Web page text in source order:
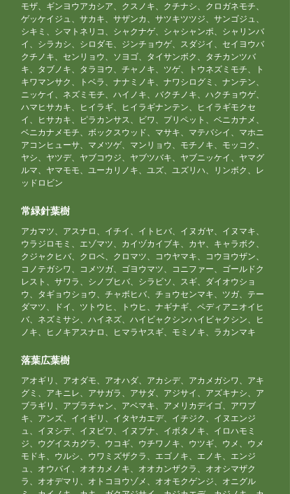
モザ、ギンヨウアカシア、クスノキ、クチナシ、クロガネモチ、
ゲッケイジュ、サカキ、サザンカ、サツキツツジ、サンゴジュ、
シキミ、シマトネリコ、シャクナゲ、シャシャンポ、シャリンバ
イ、シラカシ、シロダモ、ジンチョウゲ、スダジイ、セイヨウバ
クチノキ、センリョウ、ソヨゴ、タイサンボク、タチカンツバ
キ、タブノキ、タラヨウ、チャノキ、ツゲ、トウネズミモチ、ト
キワマンサク、トベラ、ナナミノキ、ナワシログミ、ナンテン、
ニッケイ、ネズミモチ、ハイノキ、バクチノキ、ハクチョウゲ、
ハマヒサカキ、ヒイラギ、ヒイラギナンテン、ヒイラギモクセ
イ、ヒサカキ、ピラカンサス、ビワ、プリペット、ベニカナメ、
ベニカナメモチ、ボックスウッド、マサキ、マテバシイ、マホニ
アコンヒューサ、マメツゲ、マンリョウ、モチノキ、モッコク、
ヤシ、ヤツデ、ヤブコウジ、ヤブツバキ、ヤブニッケイ、ヤマグ
ルマ、ヤマモモ、ユーカリノキ、ユズ、ユズリハ、リンボク、レ
ッドロビン
常緑針葉樹
アカマツ、アスナロ、イチイ、イトヒバ、イヌガヤ、イヌマキ、
ウラジロモミ、エゾマツ、カイヅカイブキ、カヤ、キャラボク、
クジャクヒバ、クロベ、クロマツ、コウヤマキ、コウヨウザン、
コノテガシワ、コメツガ、ゴヨウマツ、コニファー、ゴールドク
レスト、サワラ、シノブヒバ、シラビソ、スギ、ダイオウショ
ウ、タギョウショウ、チャボヒバ、チョウセンマキ、ツガ、テー
ダマツ、ドイ、ツトウヒ、トウヒ、ナギナギ、ペディアニオイヒ
バ、ネズミサシ、ハイネズ、ハイビャクシンハイビャクシン、ヒ
ノキ、ヒノキアスナロ、ヒマラヤスギ、モミノキ、ラカンマキ
落葉広葉樹
アオギリ、アオダモ、アオハダ、アカシデ、アカメガシワ、アキ
グミ、アキニレ、アサガラ、アサダ、アジサイ、アズキナシ、ア
ブラギリ、アブラチャン、アベマキ、アメリカデイゴ、アワブ
キ、アンズ、イイギリ、イタヤカエデ、イチジク、イヌエンジ
ュ、イヌシデ、イヌビワ、イヌブナ、イボタノキ、イロハモミ
ジ、ウグイスカグラ、ウコギ、ウチワノキ、ウツギ、ウメ、ウメ
モドキ、ウルシ、ウワミズザクラ、エゴノキ、エノキ、エンジ
ュ、オウバイ、オオカメノキ、オオカンザクラ、オオシマザク
ラ、オオデマリ、オトコヨウゾメ、オオモクゲンジ、オニグル